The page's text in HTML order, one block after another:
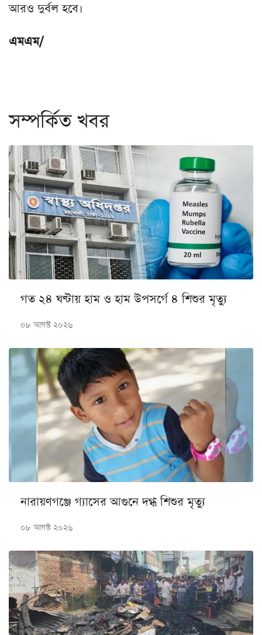
আরও দুর্বল হবে।
এমএম/
সম্পর্কিত খবর
গত ২৪ ঘণ্টায় হাম ও হাম উপসর্গে ৪ শিশুর মৃত্যু
০৮ আগস্ট ২০২৬
নারায়ণগঞ্জে গ্যাসের আগুনে দগ্ধ শিশুর মৃত্যু
০৮ আগস্ট ২০২৬